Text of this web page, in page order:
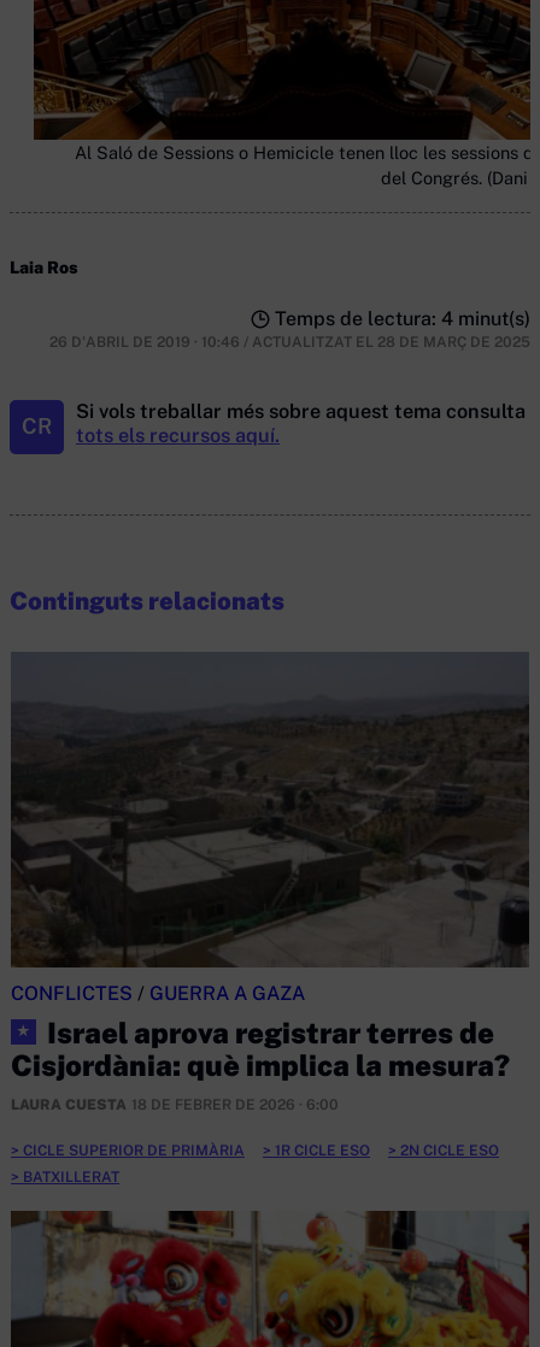
Al Saló de Sessions o Hemicicle tenen lloc les sessions
del Congrés. (Dani
Laia Ros
Temps de lectura: 4 minut(s)
26 D'ABRIL DE 2019 · 10:46 / ACTUALITZAT EL 28 DE MARÇ DE 2025
CR
Si vols treballar més sobre aquest tema consulta
tots els recursos aquí.
Continguts relacionats
CONFLICTES / GUERRA A GAZA
★
Israel aprova registrar terres de
Cisjordània: què implica la mesura?
LAURA CUESTA 18 DE FEBRER DE 2026 · 6:00
CICLE SUPERIOR DE PRIMÀRIA 1R CICLE ESO
2N CICLE ESO
BATXILLERAT